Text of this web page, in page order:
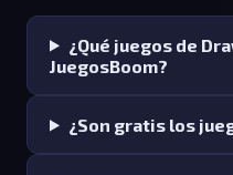
¿Qué juegos de
JuegosBoom?
¿Son gratis los